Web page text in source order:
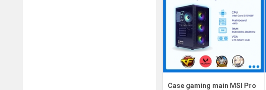
Case gaming main MSI Pro